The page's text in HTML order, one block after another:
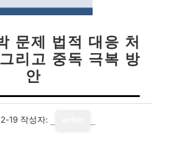
문제 법적 대응 처
리고 중독 극복 방
안
19 작성자: